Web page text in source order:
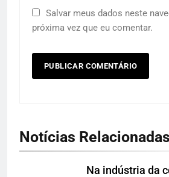
Salvar meus dados neste
próxima vez que eu comentar.
Notícias Relacionadas
Na indústria da